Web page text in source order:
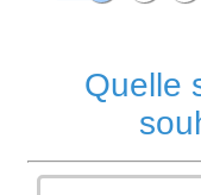
Quelle